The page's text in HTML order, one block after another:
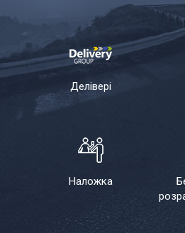
Делівері
Наложка